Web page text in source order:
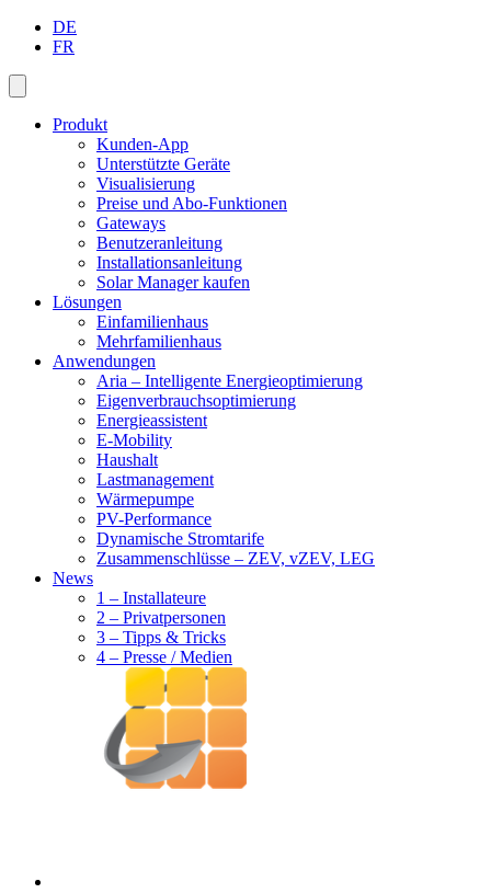
DE
FR
Produkt
Kunden-App
Unterstützte Geräte
Visualisierung
Preise und Abo-Funktionen
Gateways
Benutzeranleitung
Installationsanleitung
Solar Manager kaufen
Lösungen
Einfamilienhaus
Mehrfamilienhaus
Anwendungen
Aria – Intelligente Energieoptimierung
Eigenverbrauchsoptimierung
Energieassistent
E-Mobility
Haushalt
Lastmanagement
Wärmepumpe
PV-Performance
Dynamische Stromtarife
Zusammenschlüsse – ZEV, vZEV, LEG
News
1 – Installateure
2 – Privatpersonen
3 – Tipps & Tricks
4 – Presse / Medien